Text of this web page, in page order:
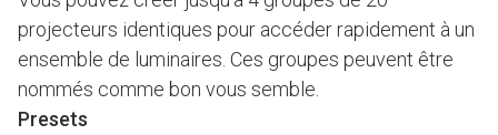
projecteurs identiques pour accéder rapidement à un
ensemble de luminaires. Ces groupes peuvent être
nommés comme bon vous semble.
Presets